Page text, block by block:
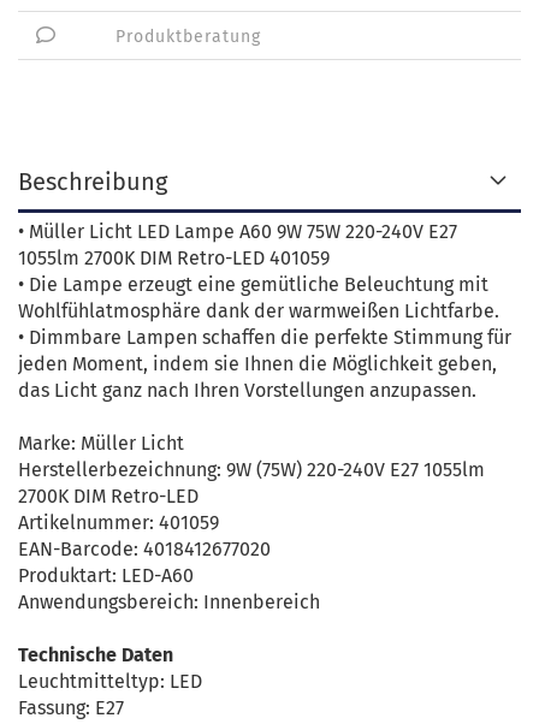
Produktberatung
Beschreibung
• Müller Licht LED Lampe A60 9W 75W 220-240V E27
1055lm 2700K DIM Retro-LED 401059
• Die Lampe erzeugt eine gemütliche Beleuchtung mit
Wohlfühlatmosphäre dank der warmweißen Lichtfarbe.
• Dimmbare Lampen schaffen die perfekte Stimmung für
jeden Moment, indem sie Ihnen die Möglichkeit geben,
das Licht ganz nach Ihren Vorstellungen anzupassen.
Marke: Müller Licht
Herstellerbezeichnung: 9W (75W) 220-240V E27 1055lm
2700K DIM Retro-LED
Artikelnummer: 401059
EAN-Barcode: 4018412677020
Produktart: LED-A60
Anwendungsbereich: Innenbereich
Technische Daten
Leuchtmitteltyp: LED
Fassung: E27